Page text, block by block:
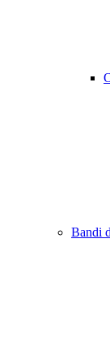
Bandi